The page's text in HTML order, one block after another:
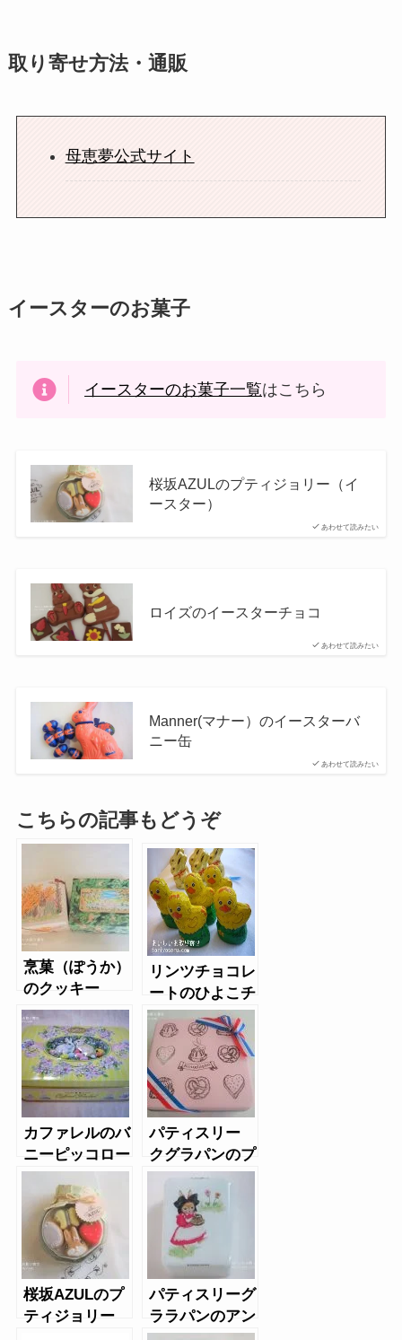
取り寄せ方法・通販
母恵夢公式サイト
イースターのお菓子
イースターのお菓子一覧はこちら
あわせて読みたい
桜坂AZULのプティジョリー（イ
ースター）
あわせて読みたい
ロイズのイースターチョコ
あわせて読みたい
Manner(マナー）のイースターバ
ニー缶
こちらの記事もどうぞ
烹菓（ぽうか）
のクッキー
リンツチョコレ
ートのひよこチ
ョコ
カファレルのバ
ニーピッコロー
ネ缶
パティスリー
クグラパンのプ
ティフール缶
桜坂AZULのプ
ティジョリー
パティスリーグ
ララパンのアン